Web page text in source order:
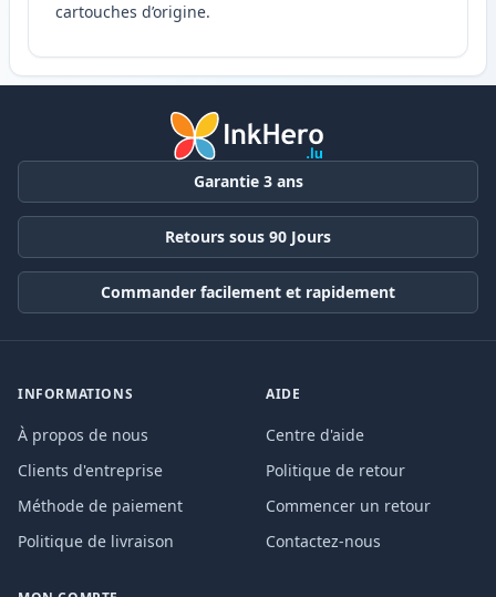
cartouches d’origine.
Garantie 3 ans
Retours sous 90 Jours
Commander facilement et rapidement
INFORMATIONS
À propos de nous
Clients d'entreprise
Méthode de paiement
Politique de livraison
AIDE
Centre d'aide
Politique de retour
Commencer un retour
Contactez-nous